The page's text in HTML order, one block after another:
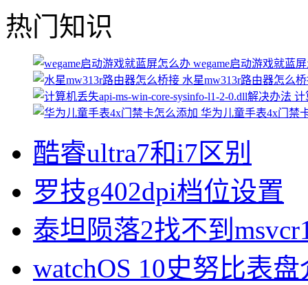
热门知识
wegame启动游戏就蓝
水星mw313r路由器怎么
计
华为儿童手表4x门禁
酷睿ultra7和i7区别
罗技g402dpi档位设置
泰坦陨落2找不到
watchOS 10史努比表